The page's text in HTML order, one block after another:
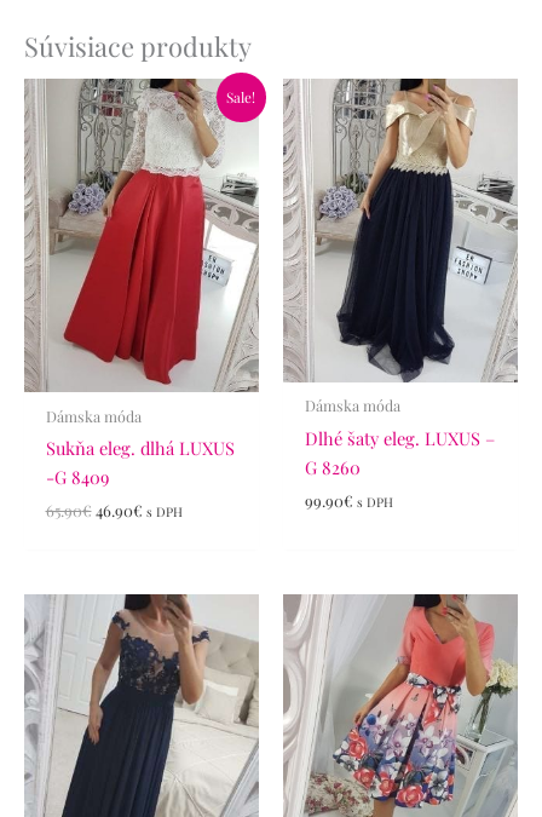
Súvisiace produkty
Sale!
Dámska móda
Sukňa eleg. dlhá LUXUS
-G 8409
65.90€
Pôvodná
cena
bola:
65.90€.
46.90€
Aktuálna
cena
je:
46.90€.
s DPH
Dámska móda
Dlhé šaty eleg. LUXUS –
G 8260
99.90€ s DPH